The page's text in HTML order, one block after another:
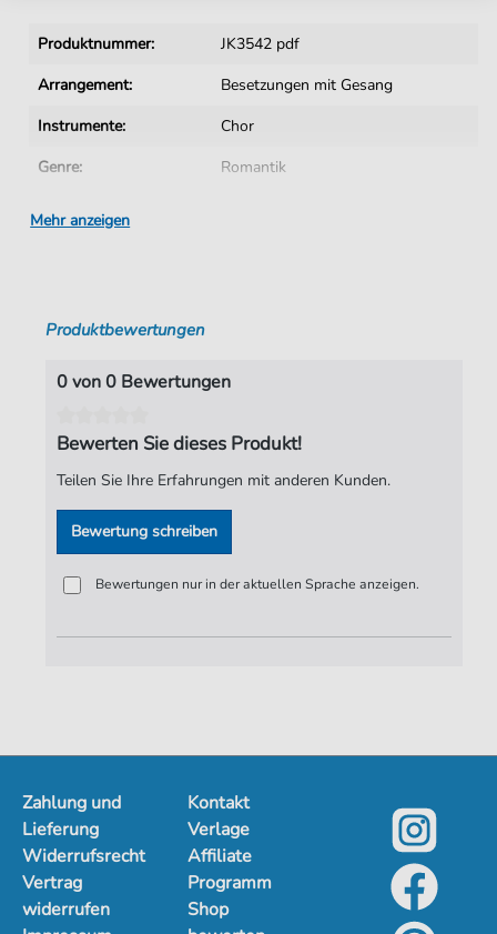
Produktnummer:
JK3542 pdf
Arrangement:
Besetzungen mit Gesang
Instrumente:
Chor
Genre:
Romantik
Ära:
Tonart:
Autoren:
Blied
Verlag:
Jürgen Knuth
Mehr anzeigen
Produktbewertungen
0 von 0 Bewertungen
Bewerten Sie dieses Produkt!
Teilen Sie Ihre Erfahrungen mit anderen Kunden.
Bewertung schreiben
Bewertungen nur in der aktuellen Sprache anzeigen.
Zahlung und
Lieferung
Widerrufsrecht
Vertrag
widerrufen
Kontakt
Verlage
Affiliate
Programm
Shop